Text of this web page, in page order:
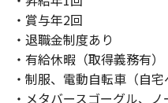
・賞与年2回
・退職金制度あり
・有給休暇（取得義務有）
・制服、電動自転車（自宅
・メタバースゴーグル、